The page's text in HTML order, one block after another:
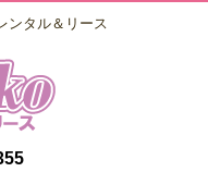
ンタル＆リース